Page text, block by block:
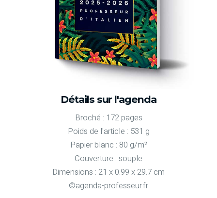
Détails sur l'agenda
Broché : 172 pages
Poids de l'article : 531 g
Papier blanc : 80 g/m²
Couverture : souple
Dimensions : 21 x 0.99 x 29.7 cm
©agenda-professeur.fr